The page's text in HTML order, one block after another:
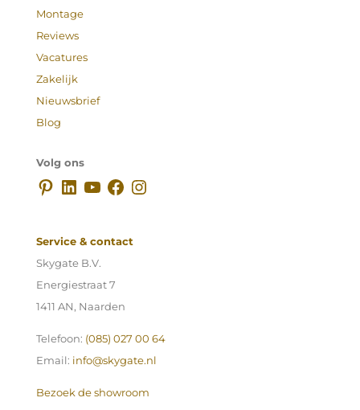
Montage
Reviews
Vacatures
Zakelijk
Nieuwsbrief
Blog
Volg ons
Pinterest
LinkedIn
YouTube
Facebook
Instagram
Service & contact
Skygate B.V.
Energiestraat 7
1411 AN, Naarden
Telefoon: (085) 027 00 64
Email: info@skygate.nl
Bezoek de showroom